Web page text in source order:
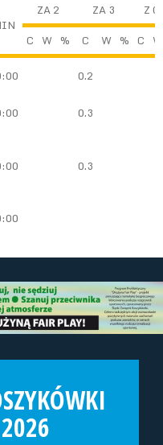
ZA 2 ZA 3
Z
C W % C W % C W
0.2
0.3
0.3